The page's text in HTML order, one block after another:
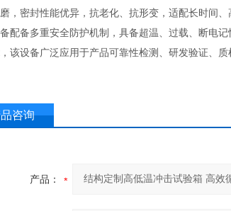
，密封性能优异，抗老化、抗形变，适配长时间
配备多重安全防护机制，具备超温、过载、断电
该设备广泛应用于产品可靠性检测、研发验证、
咨询
产品：